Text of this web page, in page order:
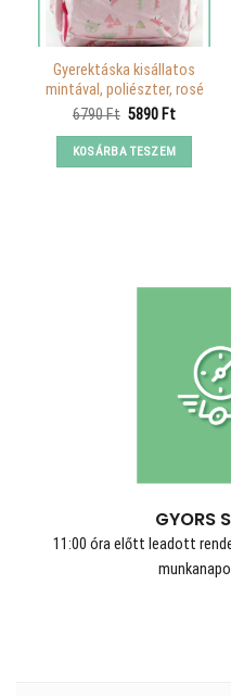
Gyerektáska kisállatos
mintával, poliészter, rosé
6790Ft Original
was:
6790 Ft.
5890 FtCurrent
is:
5890 Ft.
KOSÁRBA TESZEM
GYORS
11:00 óra előtt leadott